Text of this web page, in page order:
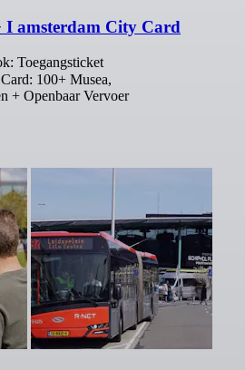
I amsterdam City Card
Toegangsticket
100+ Musea,
+ Openbaar Vervoer